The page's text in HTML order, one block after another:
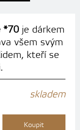
*70 je dárkem
všem svým
kteří se
skladem
Koupit